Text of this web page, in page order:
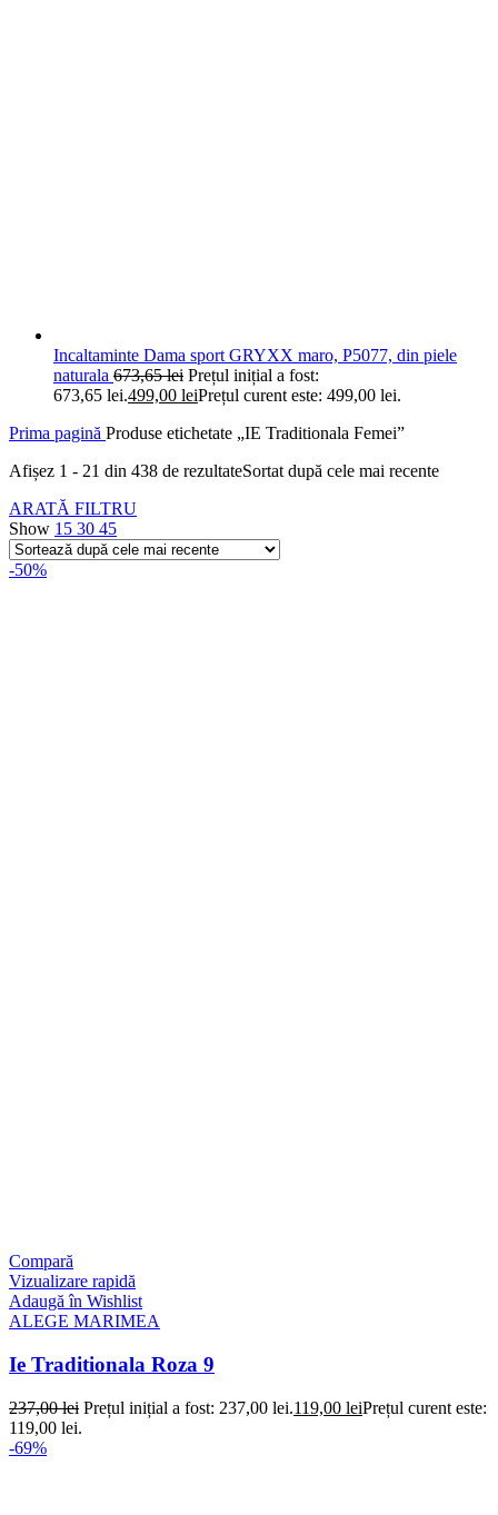
Incaltaminte Dama sport GRYXX maro, P5077, din piele
naturala 673,65lei Prețul inițial a fost:
673,65 lei.499,00 leiPrețul curent este: 499,00 lei.
Prima pagină Produse etichetate „IE Traditionala Femei”
Afișez 1 - 21 din 438 de rezultateSortat după cele mai recente
ARATĂ FILTRU
Show 15 30 45
-50%
Compară
Vizualizare rapidă
Adaugă în Wishlist
ALEGE MARIMEA
Ie Traditionala Roza 9
237,00lei Prețul inițial a fost: 237,00 lei.119,00 leiPrețul curent este:
119,00 lei.
-69%